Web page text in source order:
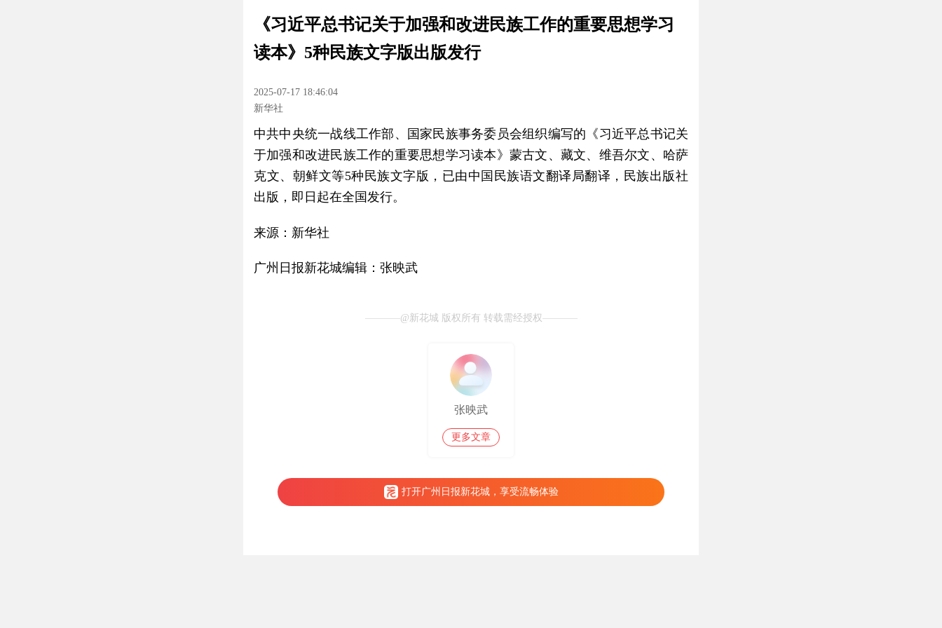
《习近平总书记关于加强和改进民族工作的重要思想学习
读本》5种民族文字版出版发行
2025-07-17 18:46:04
新华社
中共中央统一战线工作部、国家民族事务委员会组织编写的《习近平总书记关
于加强和改进民族工作的重要思想学习读本》蒙古文、藏文、维吾尔文、哈萨
克文、朝鲜文等5种民族文字版，已由中国民族语文翻译局翻译，民族出版社
出版，即日起在全国发行。
来源：新华社
广州日报新花城编辑：张映武
@新花城 版权所有 转载需经授权
张映武
更多文章
打开广州日报新花城，享受流畅体验